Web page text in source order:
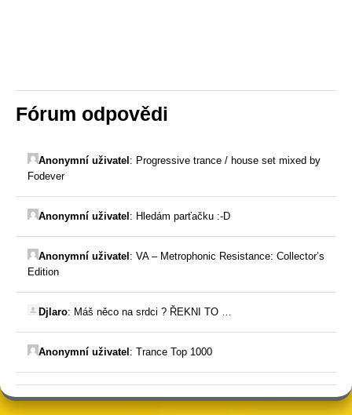
Fórum odpovědi
Anonymní uživatel : Progressive trance / house set mixed by
Fodever
Anonymní uživatel : Hledám parťačku :-D
Anonymní uživatel : VA – Metrophonic Resistance: Collector’s
Edition
Djlaro: Máš něco na srdci ? ŘEKNI TO …
Anonymní uživatel : Trance Top 1000